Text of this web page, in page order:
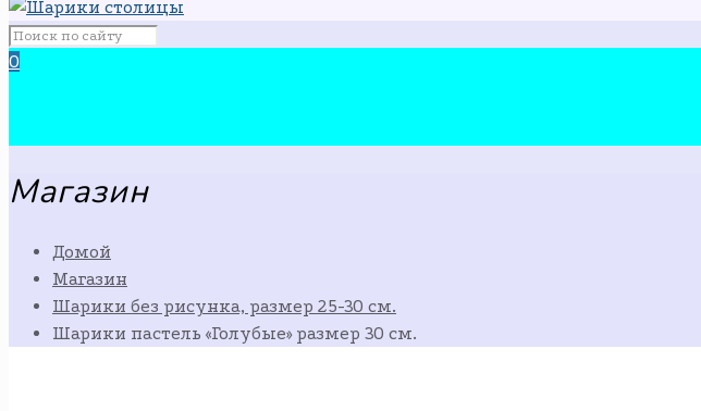
0
Магазин
Домой
Магазин
Шарики без рисунка, размер 25-30 см.
Шарики пастель «Голубые» размер 30 см.